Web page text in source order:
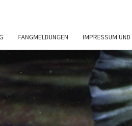
FANGMELDUNGEN IMPRESSUM